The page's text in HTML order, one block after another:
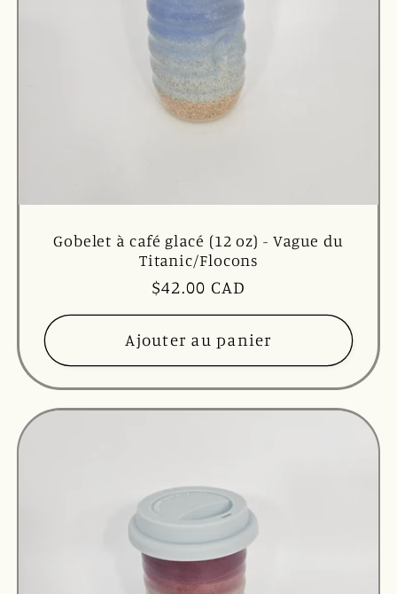
Gobelet à café glacé (12 oz) - Vague du
Titanic/Flocons
Prix
habituel
$42.00 CAD
Ajouter au panier